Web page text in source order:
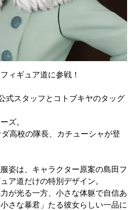
ィギュア道に参戦！
式スタッフとコトブキヤのタッグ
ズ。
高校の隊長、カチューシャが登
姿は、キャラクター原案の島田フ
ア道だけの特別デザイン。
が光る一方、小さな体躯で自信あ
さな暴君」たる彼女らしい一品に